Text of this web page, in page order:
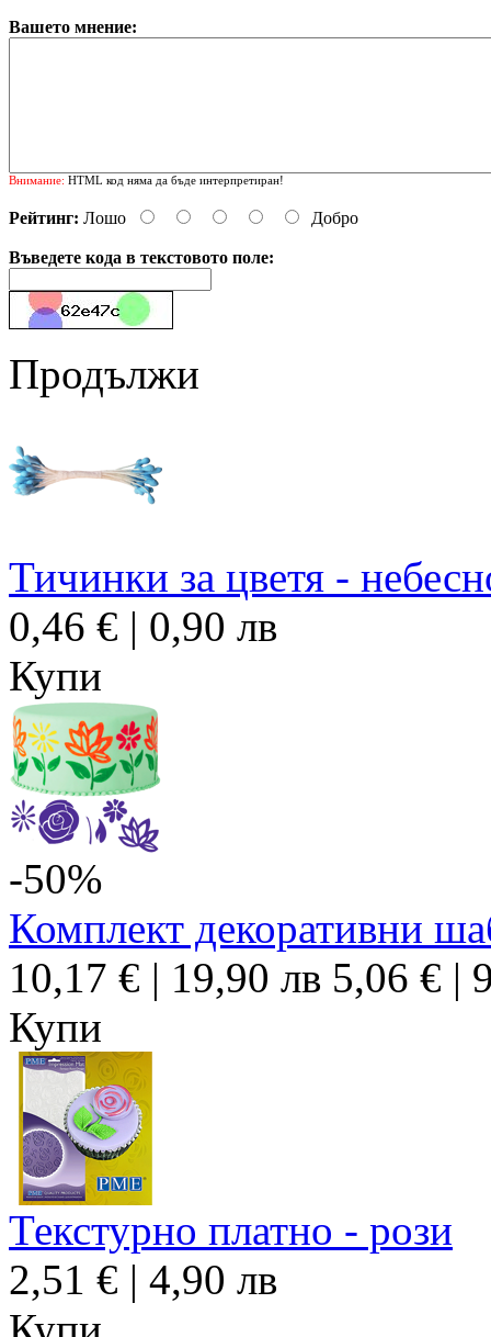
Вашето мнение:
Внимание: HTML код няма да бъде интерпретиран!
Рейтинг: Лошо Добро
Въведете кода в текстовото поле:
Продължи
Тичинки за цветя -
0,46 € | 0,90 лв
Купи
-50%
Комплект декоративни
10,17 € | 19,90 лв 5,06 € |
Купи
Текстурно платно - рози
2,51 € | 4,90 лв